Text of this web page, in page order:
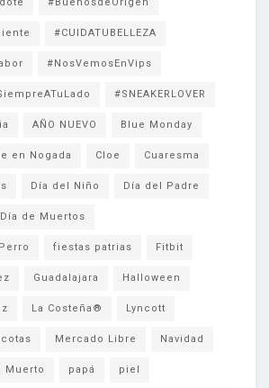
#CUIDATUBELLEZA
#NosVemosEnVips
#SNEAKERLOVER
AÑO NUEVO Blue Monday
en Nogada Cloe Cuaresma
Día del Niño Día del Padre
Día de Muertos
fiestas patrias Fitbit
Guadalajara Halloween
La Costeña® Lyncott
Mercado Libre Navidad
Muerto papá piel